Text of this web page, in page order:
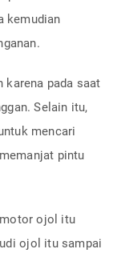
kemudian
karena pada saat
Selain itu,
mencari
pintu
motor ojol itu
ojol itu sampai